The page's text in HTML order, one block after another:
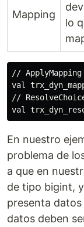
Mapping
lo
// ApplyMapping
val
//
En nuestro
problema de
a que en
de tipo bigint,
presenta
datos deben